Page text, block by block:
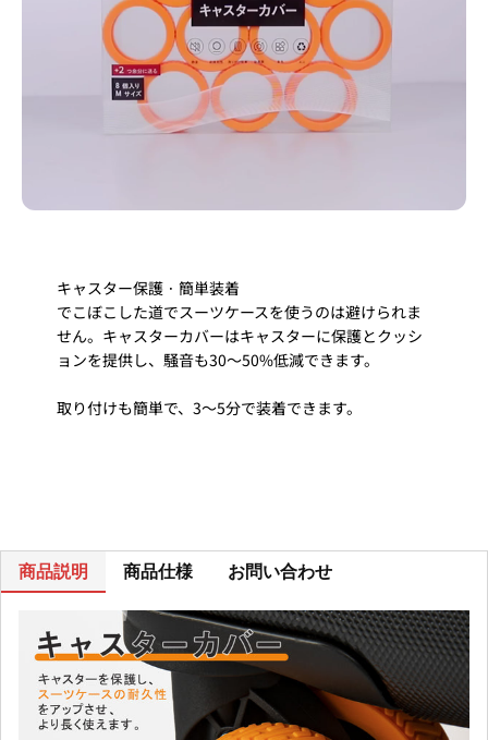
キャスター保護 · 簡単装着
でこぼこした道でスーツケースを使うのは避けられま
せん。キャスターカバーはキャスターに保護とクッシ
ョンを提供し、騒音も30～50%低減できます。
取り付けも簡単で、3～5分で装着できます。
商品説明 商品仕様 お問い合わせ